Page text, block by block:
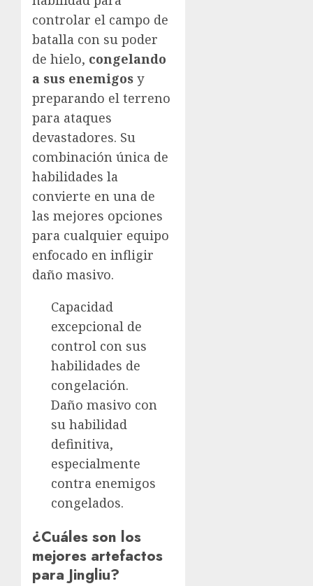
controlar el campo de
batalla con su poder
de hielo, congelando
a sus enemigos y
preparando el terreno
para ataques
devastadores. Su
combinación única de
habilidades la
convierte en una de
las mejores opciones
para cualquier equipo
enfocado en infligir
daño masivo.
Capacidad
excepcional de
control con sus
habilidades de
congelación.
Daño masivo con
su habilidad
definitiva,
especialmente
contra enemigos
congelados.
¿Cuáles son los
mejores artefactos
para Jingliu?